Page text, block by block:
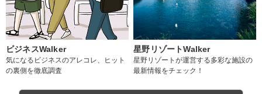
ビジネスWalker
気になるビジネスのアレコレ、ヒット
の裏側を徹底調査
星野リゾートWalker
星野リゾートが運営する多彩な施設の
最新情報をチェック！